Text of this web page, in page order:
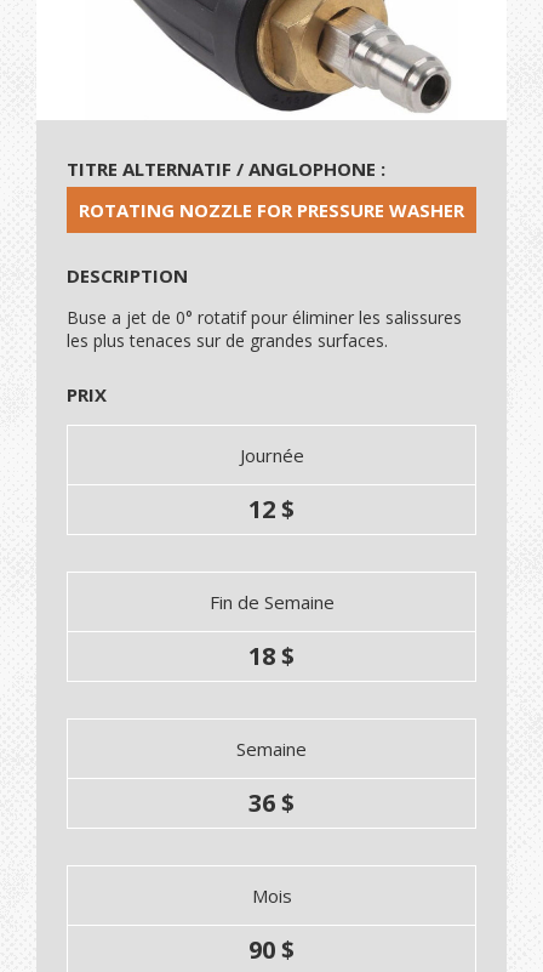
TITRE ALTERNATIF / ANGLOPHONE :
ROTATING NOZZLE FOR PRESSURE WASHER
DESCRIPTION
Buse a jet de 0° rotatif pour éliminer les salissures
les plus tenaces sur de grandes surfaces.
PRIX
Journée
12 $
Fin de Semaine
18 $
Semaine
36 $
Mois
90 $